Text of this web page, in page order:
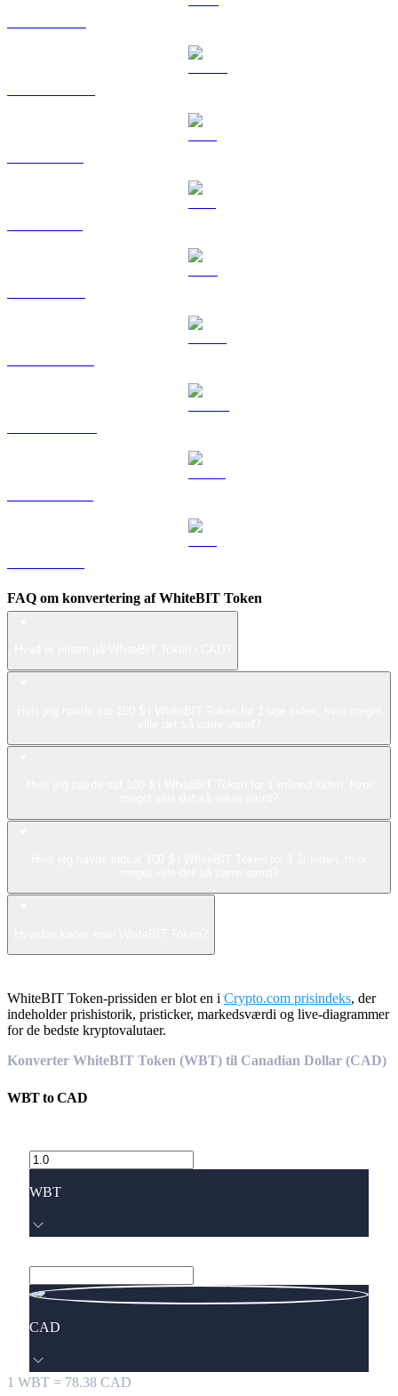
FAQ om konvertering af WhiteBIT Token
WhiteBIT Token-prissiden er blot en i Crypto.com prisindeks, der
indeholder prishistorik, pristicker, markedsværdi og live-diagrammer
for de bedste kryptovalutaer.
Konverter WhiteBIT Token (WBT) til Canadian Dollar (CAD)
WBTtoCAD
WBT
CAD
1 WBT = 78.38 CAD